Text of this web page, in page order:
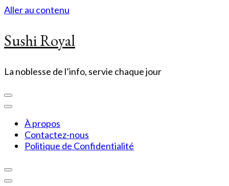
Aller au contenu
Sushi Royal
La noblesse de l’info, servie chaque jour
À propos
Contactez-nous
Politique de Confidentialité